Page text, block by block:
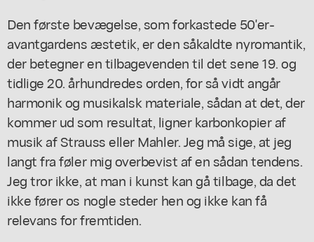
Den første bevægelse, som forkastede 50'er-
avantgardens æstetik, er den såkaldte nyromantik,
der betegner en tilbagevenden til det sene 19. og
tidlige 20. århundredes orden, for så vidt angår
harmonik og musikalsk materiale, sådan at det, der
kommer ud som resultat, ligner karbonkopier af
musik af Strauss eller Mahler. Jeg må sige, at jeg
langt fra føler mig overbevist af en sådan tendens.
Jeg tror ikke, at man i kunst kan gå tilbage, da det
ikke fører os nogle steder hen og ikke kan få
relevans for fremtiden.